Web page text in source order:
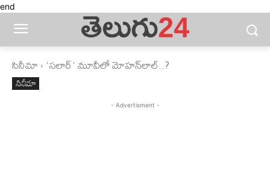
end
సినీమా 'సలార్' మూవీలో మోహన్‌లాల్..?
సినీమా
- Advertisment -